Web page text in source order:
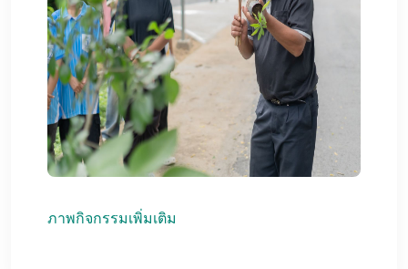
ภาพกิจกรรมเพิ่มเติม